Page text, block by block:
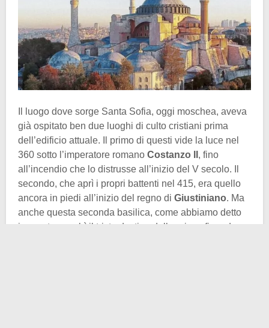
Il luogo dove sorge Santa Sofia, oggi moschea, aveva
già ospitato ben due luoghi di culto cristiani prima
dell’edificio attuale. Il primo di questi vide la luce nel
360 sotto l’imperatore romano Costanzo II , fino
all’incendio che lo distrusse all’inizio del V secolo. Il
secondo, che aprì i propri battenti nel 415, era quello
ancora in piedi all’inizio del regno di Giustiniano. Ma
anche questa seconda basilica, come abbiamo detto
in apertura, subì il triste destino della prima, finendo